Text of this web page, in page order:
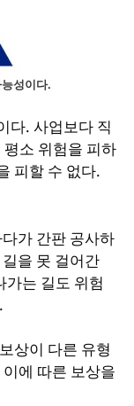
성이다.
다. 사업보다 직
소 위험을 피하
피할 수 없다.
가 간판 공사하
을 못 걸어간
가는 길도 위험
상이 다른 유형
에 따른 보상을